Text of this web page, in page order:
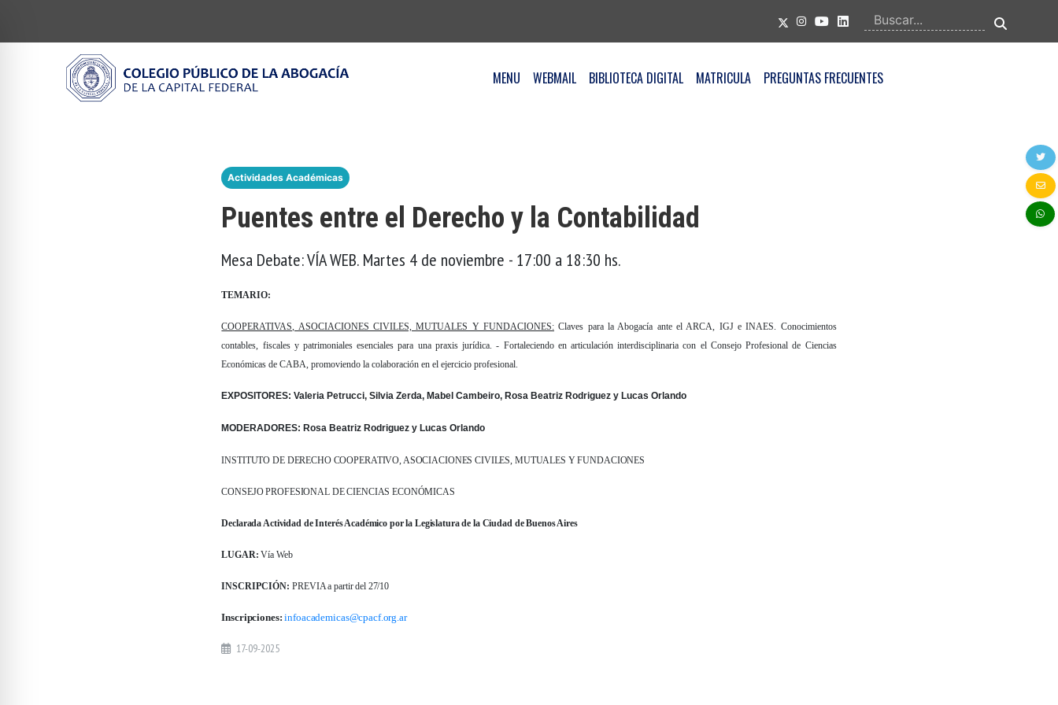
MENU WEBMAIL BIBLIOTECA DIGITAL MATRICULA PREGUNTAS FRECUENTES
Actividades Académicas
Puentes entre el Derecho y la Contabilidad
Mesa Debate: VÍA WEB. Martes 4 de noviembre - 17:00 a 18:30 hs.
TEMARIO:
COOPERATIVAS, ASOCIACIONES CIVILES, MUTUALES Y FUNDACIONES: Claves para la Abogacía ante el ARCA, IGJ e INAES. Conocimientos
contables, fiscales y patrimoniales esenciales para una praxis jurídica. - Fortaleciendo en articulación interdisciplinaria con el Consejo Profesional de Ciencias
Económicas de CABA, promoviendo la colaboración en el ejercicio profesional.
EXPOSITORES: Valeria Petrucci, Silvia Zerda, Mabel Cambeiro, Rosa Beatriz Rodriguez y Lucas Orlando
MODERADORES: Rosa Beatriz Rodriguez y Lucas Orlando
INSTITUTO DE DERECHO COOPERATIVO, ASOCIACIONES CIVILES, MUTUALES Y FUNDACIONES
CONSEJO PROFESIONAL DE CIENCIAS ECONÓMICAS
Declarada Actividad de Interés Académico por la Legislatura de la Ciudad de Buenos Aires
LUGAR:Vía Web
INSCRIPCIÓN:PREVIA a partir del 27/10
Inscripciones:infoacademicas@cpacf.org.ar
17-09-2025